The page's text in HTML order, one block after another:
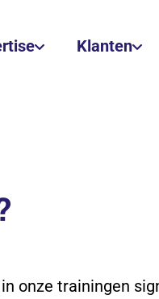
Klanten
onze trainingen